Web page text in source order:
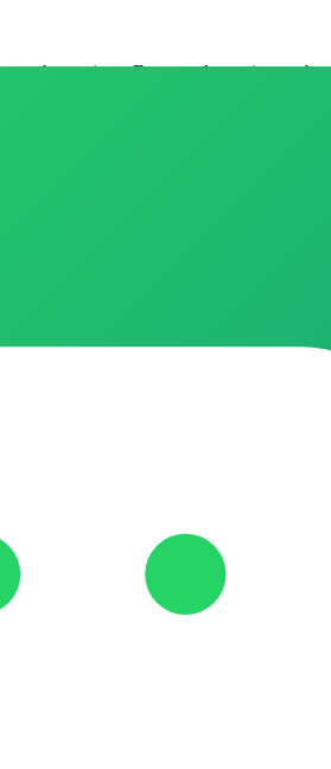
ativos.Este canal permite
temos a solução rápida para o
291 - Parque do Carmo, Duque de